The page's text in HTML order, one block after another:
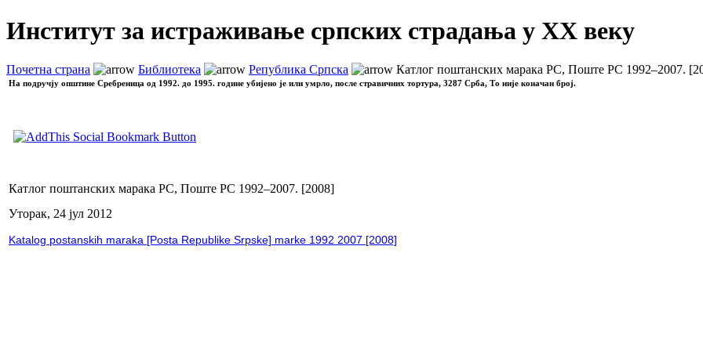
Институт за истраживање српских страдања у XX веку
Почетна страна Библиотека Република Српска Катлог поштанских марака РС, Поште РС 1992–2007.
На подручју општине Сребреница од 1992. до 1995. године убијено је или умрло, после стравичних тортура, 3287 Срба, То није коначан број.
Катлог поштанских марака РС, Поште РС 1992–2007. [2008]
Уторак, 24 јул 2012
Katalog postanskih maraka [Posta Republike Srpske] marke 1992 2007 [2008]